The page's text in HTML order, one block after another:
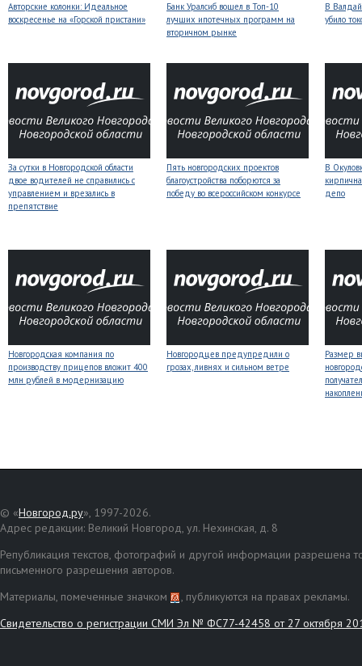
Авторские колонки: Идеальное
воскресенье на «Горской пристани»
Банк Уралсиб вошел в Топ-10
лучших ипотечных программ на
вторичном рынке
В
убило
За сутки в Новгородской области
двое водителей не справились с
управлением и врезались в
препятствие
Пять новгородских проектов
благоустройства поборются за
победу во всероссийском конкурсе
В
депо
Новгородская компания по
производству прицепов вложит 400
млн рублей в модернизацию
Новгородцев предупредили о
грозах, ливнях и сильном ветре
Размер
© «Новгород.ру», 1997-2026.
Адрес редакции: Великий Новгород, ул. Нехинская, д. 8
Републикация текстов, фотографий и другой информации разрешена
письменного разрешения авторов.
Материалы, помеченные значком
, публикуются на правах рекламы.
Свидетельство о регистрации СМИ Эл № ФС77-42458 от 27 октября